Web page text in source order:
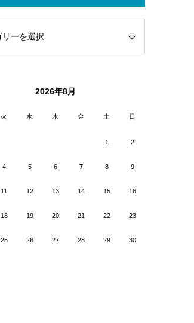
2026年8月
火 水 木 金 土 日
1 2
4 5 6 7 8 9
11 12 13 14 15 16
18 19 20 21 22 23
25 26 27 28 29 30